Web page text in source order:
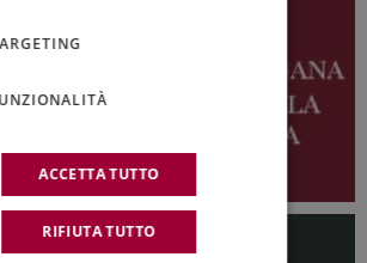
ACCETTA TUTTO
RIFIUTA TUTTO